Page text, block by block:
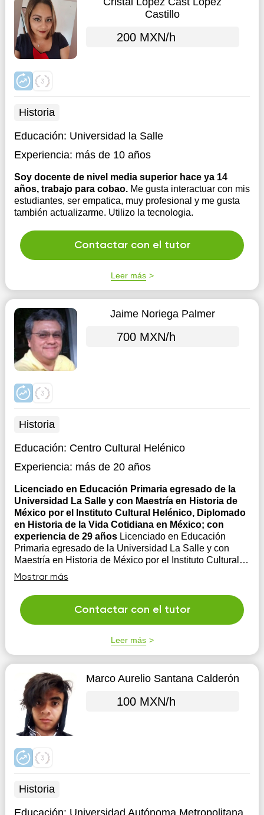
Castillo
200 MXN/h
Historia
Educación: Universidad la Salle
Experiencia: más de 10 años
Soy docente de nivel media superior hace ya 14
años, trabajo para cobao. Me gusta interactuar con mis
estudiantes, ser empatica, muy profesional y me gusta
también actualizarme. Utilizo la tecnologia.
Contactar con el tutor
Leer más
Jaime Noriega Palmer
700 MXN/h
Historia
Educación: Centro Cultural Helénico
Experiencia: más de 20 años
Licenciado en Educación Primaria egresado de la
Universidad La Salle y con Maestría en Historia de
México por el Instituto Cultural Helénico, Diplomado
en Historia de la Vida Cotidiana en México; con
experiencia de 29 años Licenciado en Educación
Primaria egresado de la Universidad La Salle y con
Maestría en Historia de México por el Instituto Cultural
Helénico, Diplomado en Historia de la Vida Cotidiana
en México; con experiencia de 29 años
Mostrar más
Contactar con el tutor
Leer más
Marco Aurelio Santana Calderón
100 MXN/h
Historia
Educación: Universidad Autónoma Metropolitana